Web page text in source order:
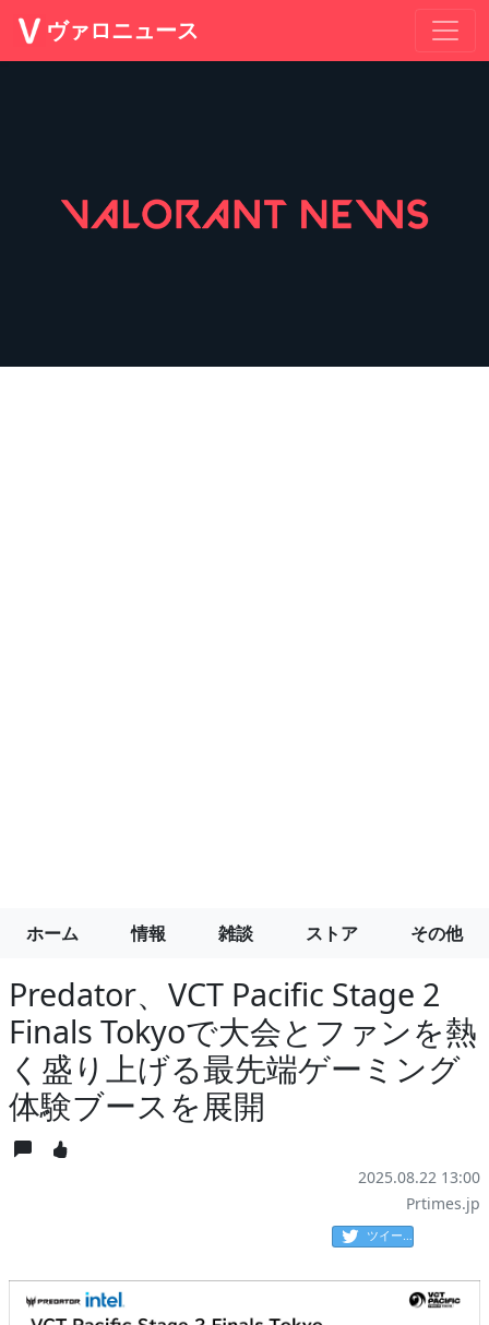
ヴァロニュース
ホーム 情報 雑談 ストア その他
Predator、VCT Pacific Stage 2
Finals Tokyoで大会とファンを熱
く盛り上げる最先端ゲーミング
体験ブースを展開
2025.08.22 13:00
Prtimes.jp
ツイート